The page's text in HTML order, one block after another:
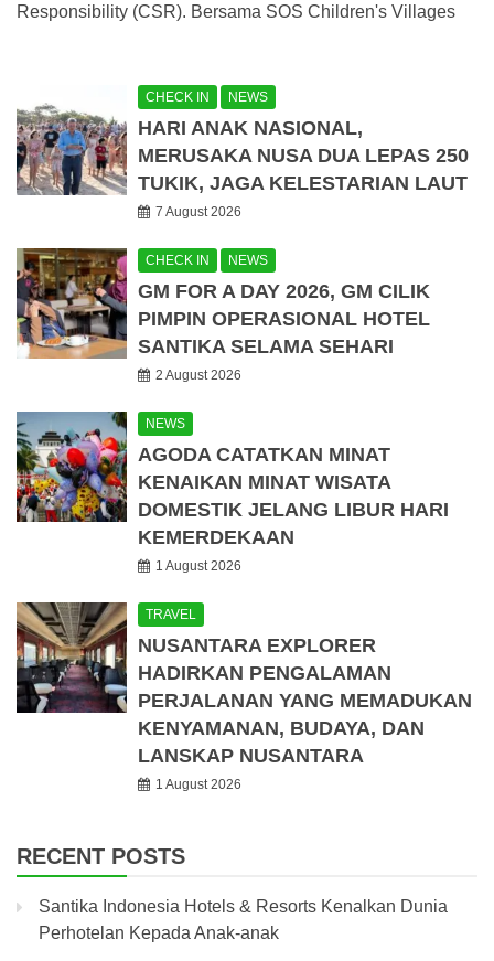
Responsibility (CSR). Bersama SOS Children's Villages
CHECK IN NEWS
HARI ANAK NASIONAL,
MERUSAKA NUSA DUA LEPAS 250
TUKIK, JAGA KELESTARIAN LAUT
7 August 2026
CHECK IN NEWS
GM FOR A DAY 2026, GM CILIK
PIMPIN OPERASIONAL HOTEL
SANTIKA SELAMA SEHARI
2 August 2026
NEWS
AGODA CATATKAN MINAT
KENAIKAN MINAT WISATA
DOMESTIK JELANG LIBUR HARI
KEMERDEKAAN
1 August 2026
TRAVEL
NUSANTARA EXPLORER
HADIRKAN PENGALAMAN
PERJALANAN YANG MEMADUKAN
KENYAMANAN, BUDAYA, DAN
LANSKAP NUSANTARA
1 August 2026
RECENT POSTS
Santika Indonesia Hotels & Resorts Kenalkan Dunia
Perhotelan Kepada Anak-anak